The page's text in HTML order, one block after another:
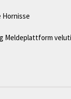
Hornisse
Meldeplattform